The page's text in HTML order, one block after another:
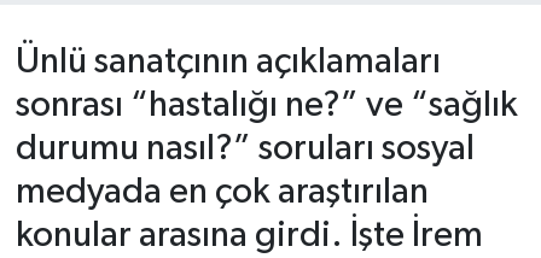
Ünlü sanatçının açıklamaları
sonrası “hastalığı ne?” ve “sağlık
durumu nasıl?” soruları sosyal
medyada en çok araştırılan
konular arasına girdi. İşte İrem
POLİTİKA
RESMİ İLANLAR
SAĞLIK
Spor